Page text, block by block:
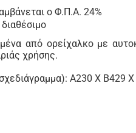
ο Φ.Π.Α. 24%
από ορείχαλκο με
χρήσης.
A230 X B429 X